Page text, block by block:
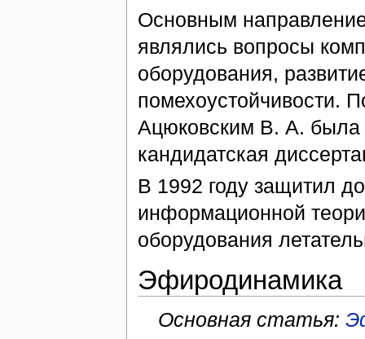
Основным
являлись вопросы
оборудования,
помехоустойчивости.
Ацюковским В. А.
кандидатская
В 1992 году защитил
информационной
оборудования
Эфиродинамика
Основная статья: